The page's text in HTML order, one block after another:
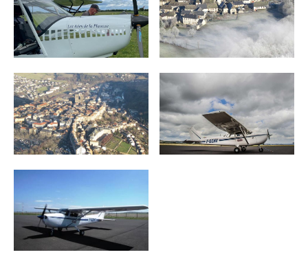
INCONTOURNABLES
PLEINE NATURE
VISITES ET SAVOIR-FAIRE
AGENDA